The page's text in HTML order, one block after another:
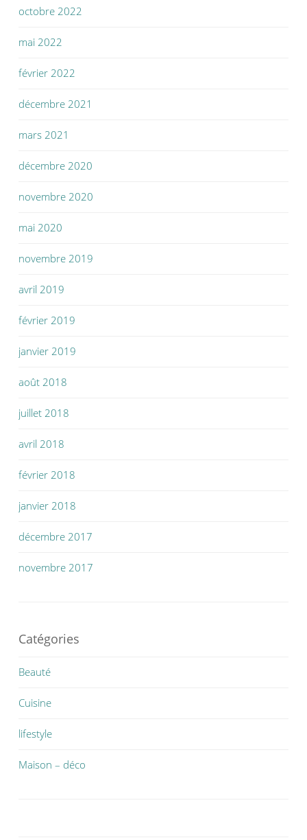
octobre 2022
mai 2022
février 2022
décembre 2021
mars 2021
décembre 2020
novembre 2020
mai 2020
novembre 2019
avril 2019
février 2019
janvier 2019
août 2018
juillet 2018
avril 2018
février 2018
janvier 2018
décembre 2017
novembre 2017
Catégories
Beauté
Cuisine
lifestyle
Maison – déco